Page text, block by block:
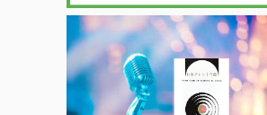
日本タレント名鑑